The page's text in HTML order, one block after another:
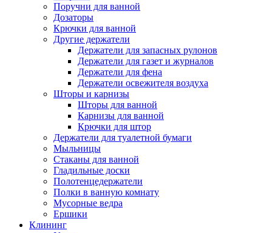
Поручни для ванной
Дозаторы
Крючки для ванной
Другие держатели
Держатели для запасных рулонов
Держатели для газет и журналов
Держатели для фена
Держатели освежителя воздуха
Шторы и карнизы
Шторы для ванной
Карнизы для ванной
Крючки для штор
Держатели для туалетной бумаги
Мыльницы
Стаканы для ванной
Гладильные доски
Полотенцедержатели
Полки в ванную комнату
Мусорные ведра
Ершики
Клининг